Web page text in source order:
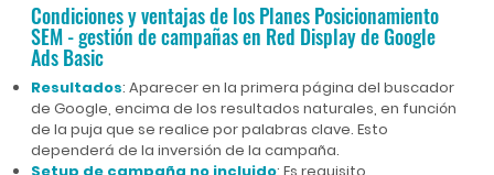
Condiciones y ventajas de los Planes Posicionamiento
SEM - gestión de campañas en Red Display de Google
Ads Basic
Resultados: Aparecer en la primera página del buscador
de Google, encima de los resultados naturales, en función
de la puja que se realice por palabras clave. Esto
dependerá de la inversión de la campaña.